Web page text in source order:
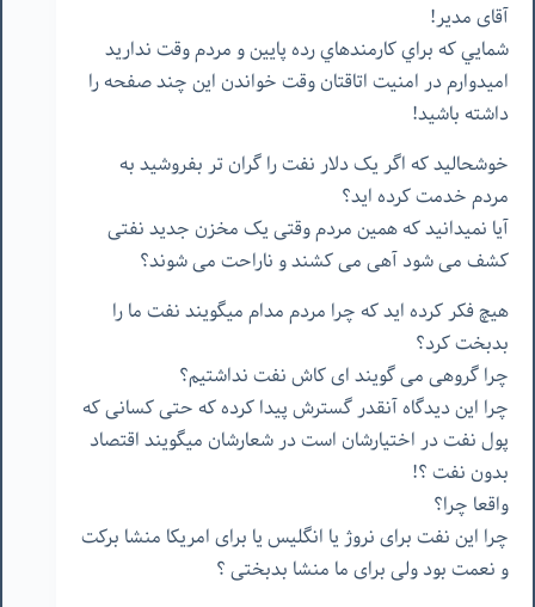
آقای مدیر!
شمايي كه براي كارمندهاي رده پايين و مردم وقت نداريد
امیدوارم در امنيت اتاقتان وقت خواندن اين چند صفحه را
داشته باشيد!
خوشحالید که اگر یک دلار نفت را گران تر بفروشید به
مردم خدمت کرده اید؟
آیا نمیدانید که همین مردم وقتی یک مخزن جدید نفتی
کشف می شود آهی می کشند و ناراحت می شوند؟
هیچ فکر کرده اید که چرا مردم مدام میگویند نفت ما را
بدبخت کرد؟
چرا گروهی می گویند ای کاش نفت نداشتیم؟
چرا این دیدگاه آنقدر گسترش پیدا کرده که حتی کسانی که
پول نفت در اختیارشان است در شعارشان میگویند اقتصاد
بدون نفت ؟!
واقعا چرا؟
چرا این نفت برای نروژ یا انگلیس یا برای امریکا منشا برکت
و نعمت بود ولی برای ما منشا بدبختی ؟